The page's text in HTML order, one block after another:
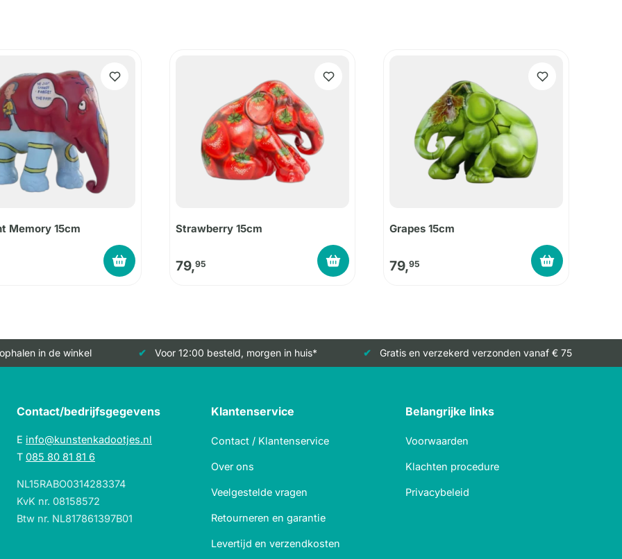
Memory 15cm Strawberry 15cm
79,95
Grapes 15cm
79,95
in de winkel Voor 12:00 besteld, morgen in huis* Gratis en verzekerd verzonden vanaf € 75
Contact/bedrijfsgegevens
E info@kunstenkadootjes.nl
T 085 80 81 81 6
NL15RABO0314283374
KvK nr. 08158572
Btw nr. NL817861397B01
Klantenservice
Contact / Klantenservice
Over ons
Veelgestelde vragen
Retourneren en garantie
Levertijd en verzendkosten
Belangrijke links
Voorwaarden
Klachten procedure
Privacybeleid